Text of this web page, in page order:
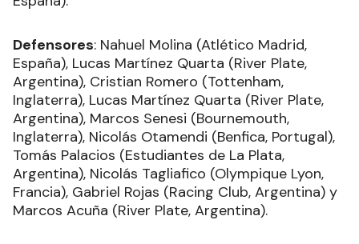
Defensores: Nahuel Molina (Atlético Madrid,
España), Lucas Martínez Quarta (River Plate,
Argentina), Cristian Romero (Tottenham,
Inglaterra), Lucas Martínez Quarta (River Plate,
Argentina), Marcos Senesi (Bournemouth,
Inglaterra), Nicolás Otamendi (Benfica, Portugal),
Tomás Palacios (Estudiantes de La Plata,
Argentina), Nicolás Tagliafico (Olympique Lyon,
Francia), Gabriel Rojas (Racing Club, Argentina) y
Marcos Acuña (River Plate, Argentina).